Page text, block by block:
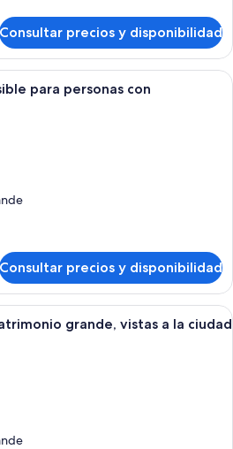
Consultar precios y disponibilidad
Una sala de estar con un sofá
para personas con
Consultar precios y disponibilidad
Habitación de hotel con una cama
grande, vistas a la ciudad